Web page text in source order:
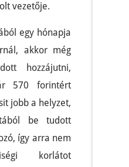
vezetője.
egy hónapja
akkor még
hozzájutni,
570 forintért
jobb a helyzet,
be tudott
így arra nem
korlátot